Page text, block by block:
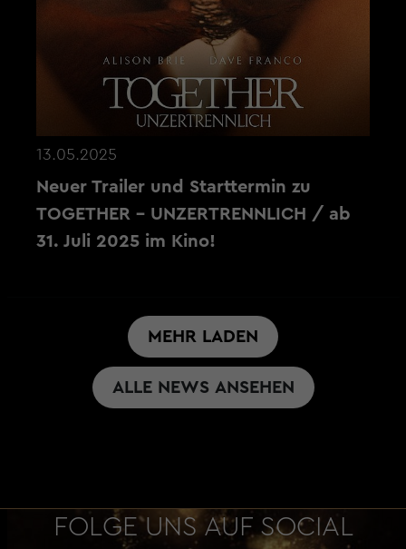
13.05.2025
Neuer Trailer und Starttermin zu
TOGETHER - UNZERTRENNLICH / ab
31. Juli 2025 im Kino!
MEHR LADEN
ALLE NEWS ANSEHEN
FOLGE UNS AUF SOCIAL